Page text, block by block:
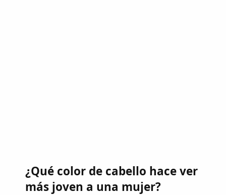
¿Qué color de cabello hace ver
más joven a una mujer?